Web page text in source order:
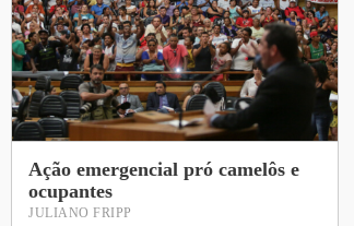
Ação emergencial pró camelôs e
ocupantes
JULIANO FRIPP